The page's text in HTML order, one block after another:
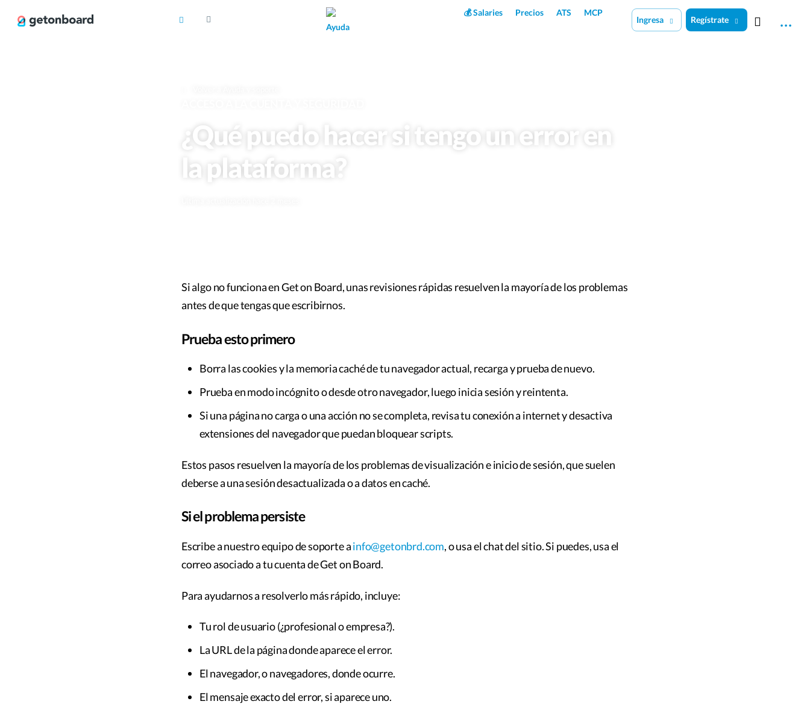
💰 Salaries Precios ATS
MCP
Ayuda
Ingresa Regístrate
¿Qué puedo hacer si tengo un error en
la plataforma?
Si algo no funciona en Get on Board, unas revisiones rápidas resuelven la mayoría de los problemas
antes de que tengas que escribirnos.
Prueba esto primero
Borra las cookies y la memoria caché de tu navegador actual, recarga y prueba de nuevo.
Prueba en modo incógnito o desde otro navegador, luego inicia sesión y reintenta.
Si una página no carga o una acción no se completa, revisa tu conexión a internet y desactiva
extensiones del navegador que puedan bloquear scripts.
Estos pasos resuelven la mayoría de los problemas de visualización e inicio de sesión, que suelen
deberse a una sesión desactualizada o a datos en caché.
Si el problema persiste
Escribe a nuestro equipo de soporte ainfo@getonbrd.com, o usa el chat del sitio. Si puedes, usa el
correo asociado a tu cuenta de Get on Board.
Para ayudarnos a resolverlo más rápido, incluye:
Tu rol de usuario (¿profesional o empresa?).
La URL de la página donde aparece el error.
El navegador, o navegadores, donde ocurre.
El mensaje exacto del error, si aparece uno.